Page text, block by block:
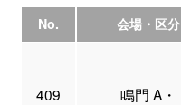
No. 会場・区分
409 鳴門 A・